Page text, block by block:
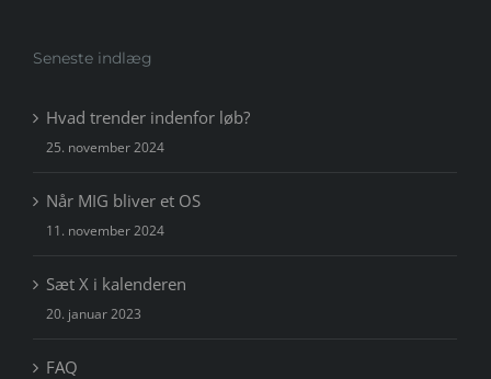
Seneste indlæg
Hvad trender indenfor løb?
25. november 2024
Når MIG bliver et OS
11. november 2024
Sæt X i kalenderen
20. januar 2023
FAQ